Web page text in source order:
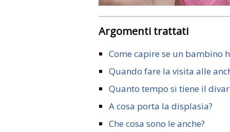
Argomenti trattati
Come capire se un bambino
Quando fare la visita alle
Quanto tempo si tiene il
A cosa porta la displasia?
Che cosa sono le anche?